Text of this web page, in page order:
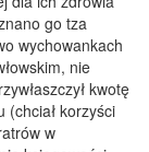
go tza
wychowankach
nie
kwotę
(chciał korzyści
w